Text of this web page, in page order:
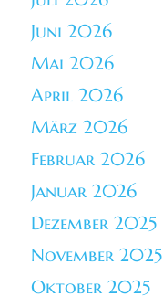
Juni 2026
Mai 2026
April 2026
März 2026
Februar 2026
Januar 2026
Dezember 2025
November 2025
Oktober 2025